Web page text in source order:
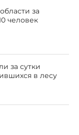
за
человек
за сутки
в лесу